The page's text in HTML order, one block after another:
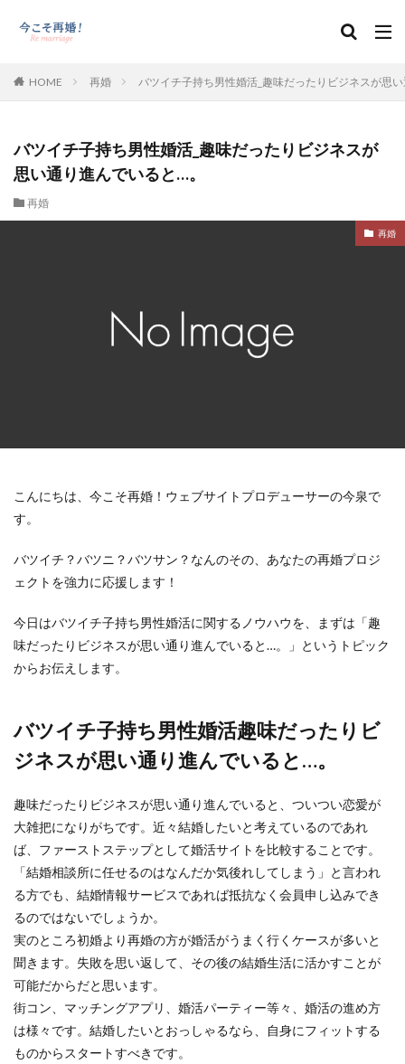
HOME 再婚 バツイチ子持ち男性婚活_趣味だったりビジネスが思
バツイチ子持ち男性婚活_趣味だったりビジネスが
思い通り進んでいると…。
再婚
再婚
こんにちは、今こそ再婚！ウェブサイトプロデューサーの今泉で
す。
バツイチ？バツニ？バツサン？なんのその、あなたの再婚プロジ
ェクトを強力に応援します！
今日はバツイチ子持ち男性婚活に関するノウハウを、まずは「趣
味だったりビジネスが思い通り進んでいると…。」というトピック
からお伝えします。
バツイチ子持ち男性婚活趣味だったりビ
ジネスが思い通り進んでいると…。
趣味だったりビジネスが思い通り進んでいると、ついつい恋愛が
大雑把になりがちです。近々結婚したいと考えているのであれ
ば、ファーストステップとして婚活サイトを比較することです。
「結婚相談所に任せるのはなんだか気後れしてしまう」と言われ
る方でも、結婚情報サービスであれば抵抗なく会員申し込みでき
るのではないでしょうか。
実のところ初婚より再婚の方が婚活がうまく行くケースが多いと
聞きます。失敗を思い返して、その後の結婚生活に活かすことが
可能だからだと思います。
街コン、マッチングアプリ、婚活パーティー等々、婚活の進め方
は様々です。結婚したいとおっしゃるなら、自身にフィットする
ものからスタートすべきです。